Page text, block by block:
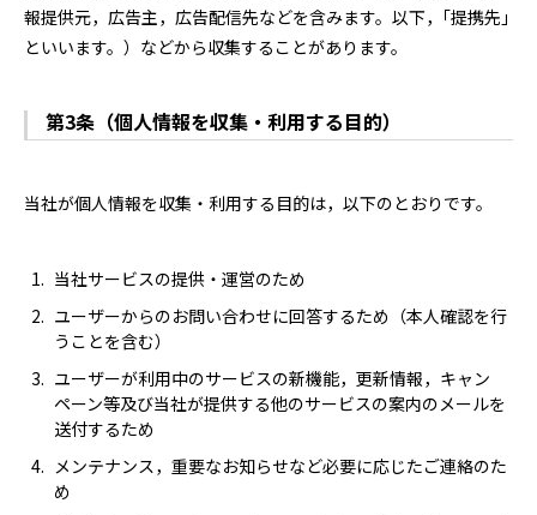
報提供元，広告主，広告配信先などを含みます。以下，｢提携先｣
といいます。）などから収集することがあります。
第3条（個人情報を収集・利用する目的）
当社が個人情報を収集・利用する目的は，以下のとおりです。
当社サービスの提供・運営のため
ユーザーからのお問い合わせに回答するため（本人確認を行
うことを含む）
ユーザーが利用中のサービスの新機能，更新情報，キャン
ペーン等及び当社が提供する他のサービスの案内のメールを
送付するため
メンテナンス，重要なお知らせなど必要に応じたご連絡のた
め